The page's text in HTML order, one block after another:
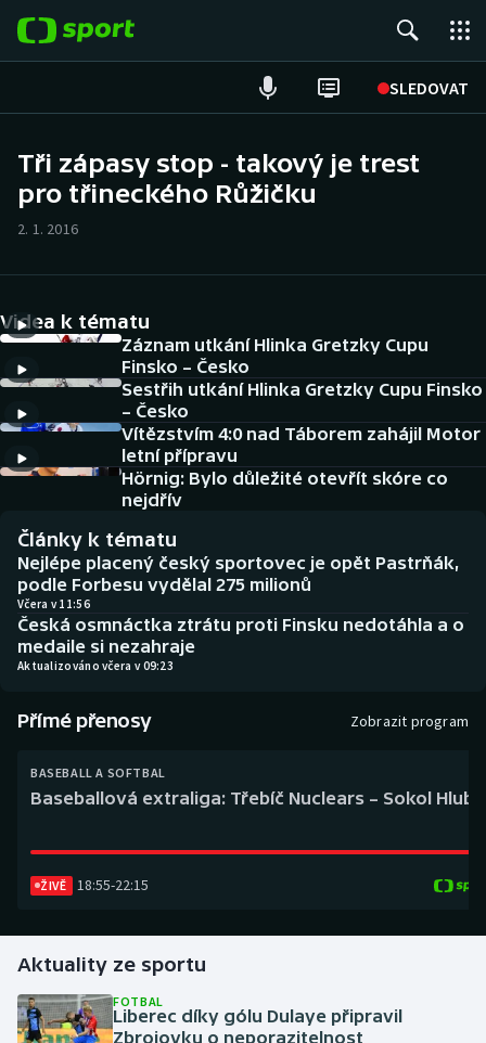
SLEDOVAT
Hokej
Cyklistika
DALŠÍ SPORTY
Americký fotbal
Baseball a softbal
Basketbal
Biatlon
Boby a skeleton
Box
Golf
Gymnastika
NEPŘEHLÉDNĚTE
Historické návraty
Aplikace ČT sport
AZ kvíz
Tři zápasy stop - takový je trest
pro třineckého Růžičku
2. 1. 2016
Videa k tématu
Záznam utkání Hlinka Gretzky Cupu
Finsko – Česko
Sestřih utkání Hlinka Gretzky Cupu Finsko
– Česko
Vítězstvím 4:0 nad Táborem zahájil Motor
letní přípravu
Hörnig: Bylo důležité otevřít skóre co
nejdřív
Články k tématu
Nejlépe placený český sportovec je opět Pastrňák,
podle Forbesu vydělal 275 milionů
Včera v 11:56
Česká osmnáctka ztrátu proti Finsku nedotáhla a o
medaile si nezahraje
Aktualizováno včera v 09:23
Přímé přenosy Zobrazit program
BASEBALL A SOFTBAL
Baseballová extraliga: Třebíč Nuclears – Sokol
ŽIVĚ 18:55-22:15
Aktuality ze sportu
FOTBAL
Liberec díky gólu Dulaye připravil
Zbrojovku o neporazitelnost